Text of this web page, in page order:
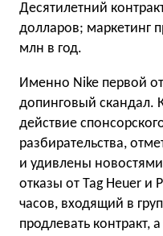
Десятилетний
долларов; маркетинг
млн в год.
Именно Nike первой
допинговый скандал.
действие
разбирательства,
и удивлены
отказы от Tag Heuer и
часов, входящий в
продлевать контракт,